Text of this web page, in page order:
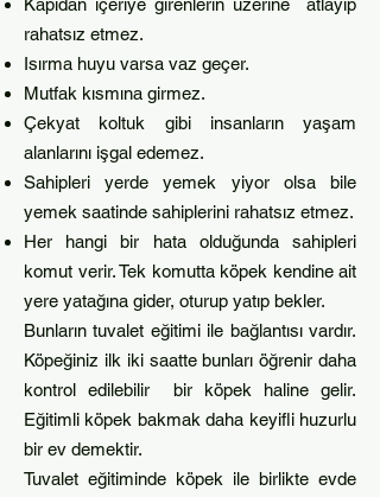
Kapıdan içeriye girenlerin üzerine atlayıp
rahatsız etmez.
Isırma huyu varsa vaz geçer.
Mutfak kısmına girmez.
Çekyat koltuk gibi insanların yaşam
alanlarını işgal edemez.
Sahipleri yerde yemek yiyor olsa bile
yemek saatinde sahiplerini rahatsız etmez.
Her hangi bir hata olduğunda sahipleri
komut verir. Tek komutta köpek kendine ait
yere yatağına gider, oturup yatıp bekler.
Bunların tuvalet eğitimi ile bağlantısı vardır.
Köpeğiniz ilk iki saatte bunları öğrenir daha
kontrol edilebilir bir köpek haline gelir.
Eğitimli köpek bakmak daha keyifli huzurlu
bir ev demektir.
Tuvalet eğitiminde köpek ile birlikte evde